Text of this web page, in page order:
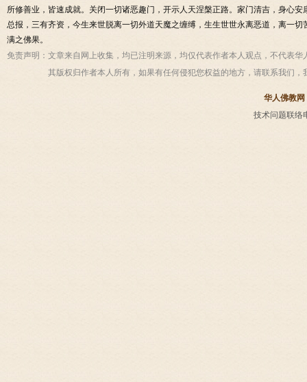
所修善业，皆速成就。关闭一切诸恶趣门，开示人天涅槃正路。家门清吉，身心
总报，三有齐资，今生来世脱离一切外道天魔之缠缚，生生世世永离恶道，离一
满之佛果。
免责声明： 文章来自网上收集，均已注明来源，均仅代表作者本人观点，不代表
其版权归作者本人所有，如果有任何侵犯您权益的地方，请联系我们，
华人佛教网
技术问题联络